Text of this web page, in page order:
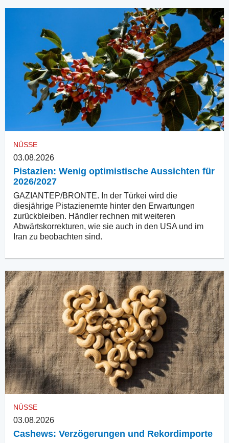
NÜSSE
03.08.2026
Pistazien: Wenig optimistische Aussichten für
2026/2027
GAZIANTEP/BRONTE. In der Türkei wird die
diesjährige Pistazienernte hinter den Erwartungen
zurückbleiben. Händler rechnen mit weiteren
Abwärtskorrekturen, wie sie auch in den USA und im
Iran zu beobachten sind.
NÜSSE
03.08.2026
Cashews: Verzögerungen und Rekordimporte